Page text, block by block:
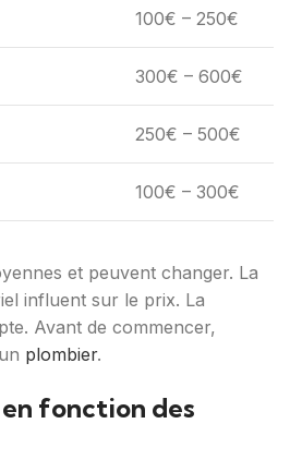
100€ – 250€
300€ – 600€
250€ – 500€
100€ – 300€
et peuvent changer. La
influent sur le prix. La
Avant de commencer,
plombier.
fonction des